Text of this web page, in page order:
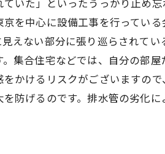
いた」といったうっかり止め
を中心に設備工事を行っている
えない部分に張り巡らされてい
集合住宅などでは、自分の部屋
かけるリスクがございますので
防げるのです。排水管の劣化に